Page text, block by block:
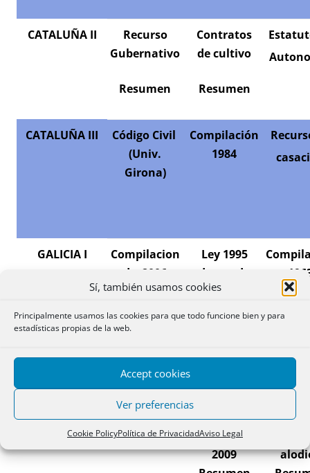
Sí, también usamos cookies
Principalmente usamos las cookies para que todo funcione bien y para
estadísticas propias de la web.
Accept cookies
Ver preferencias
Cookie PolicyPolítica de PrivacidadAviso Legal
CATALUÑAII
Recurso
Gubernativo
Resumen
Contratos
de cultivo
Resumen
CATALUÑA III
Código Civil
(Univ.
Girona)
Compilación
1984
GALICIA I
Compilacion
de 2006
BOEResumen
Ley 1995
derogada
reforma 2007
Resumen
ILLES BALEARS Compilacion
Reforma
2009